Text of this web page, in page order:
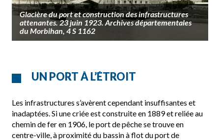
Glacière du port et construction des infrastructures
attenantes. 23 juin 1923. Archives départementales
du Morbihan, 4 S 1162
UN PORT À L’ÉTROIT
Les infrastructures s’avèrent cependant insuffisantes et
inadaptées. Si une criée est construite en 1889 et reliée au
chemin de fer en 1906, le port de pêche se trouve en
centre-ville, à proximité du bassin à flot du port de